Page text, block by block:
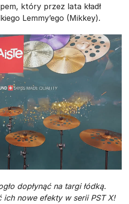
który przez lata kładł
Lemmy’ego (Mikkey).
dopłynąć na targi łódką.
nowe efekty w serii PST X!